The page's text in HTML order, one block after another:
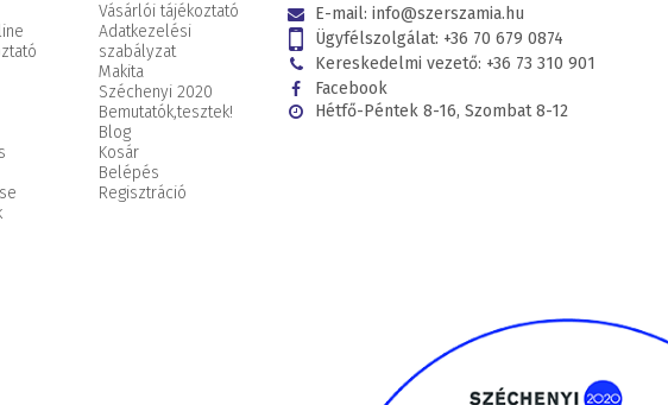
Vásárlói tájékoztató
Adatkezelési
szabályzat
Makita
Széchenyi 2020
Bemutatók,tesztek!
Blog
Kosár
Belépés
Regisztráció
E-mail: info@szerszamia.hu
Ügyfélszolgálat: +36 70 679 0874
Kereskedelmi vezető: +36 73 310 901
Facebook
Hétfő-Péntek 8-16, Szombat 8-12